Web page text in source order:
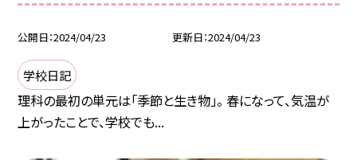
公開日 2024/04/23 更新日 2024/04/23
学校日記
理科の最初の単元は「季節と生き物」。 春になって、気温が
上がったことで、学校でも...